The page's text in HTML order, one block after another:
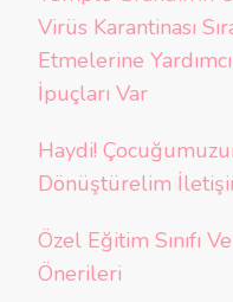
Virüs Karantinası
Etmelerine
İpuçları Var
Haydi!
Dönüştürelim
Özel Eğitim Sınıfı
Önerileri